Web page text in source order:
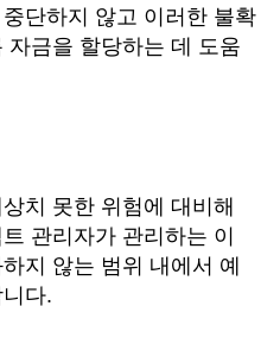
단하지 않고 이러한 불확
자금을 할당하는 데 도움
치 못한 위험에 대비해
관리자가 관리하는 이
지 않는 범위 내에서 예
다.